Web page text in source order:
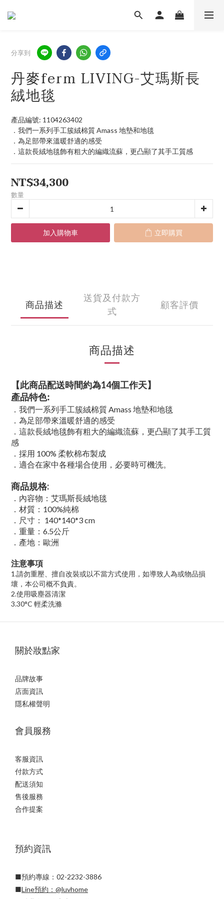
分享到
丹麥ferm LIVING-艾瑪斯長
絨地毯
產品編號: 1104263402
．我們一系列手工簇絨棉質 Amass 地墊和地毯
．為足部帶來溫暖舒適的感受
．這款長絨地毯飾有粗大的編織流蘇，更凸顯了其手工質感
NT$34,300
數量
加入購物車 立即購買
商品描述
送貨及付款方
式
顧客評價
商品描述
【此商品配送時間約為14個工作天】
產品特色:
．我們一系列手工簇絨棉質 Amass 地墊和地毯
．為足部帶來溫暖舒適的感受
．這款長絨地毯飾有粗大的編織流蘇，更凸顯了其手工質
感
．採用 100% 柔軟棉布製成
．適合在家中各種場合使用，必要時可機洗。
商品規格:
．內容物：艾瑪斯長絨地毯
．材質：100%純棉
．尺寸： 140*140*3 cm
．重量：6.5公斤
．產地：歐洲
注意事項
1.請勿重壓、擅自改裝或以不當方式使用，如導致人為或物品損
壞，本公司概不負責。
2.使用吸塵器清潔
3.30°C 輕柔洗滌
關於妝點家
品牌故事
店面資訊
隱私權聲明
會員服務
客服資訊
付款方式
配送須知
售後服務
合作提案
預約資訊
■預約專線：02-2232-3886
■Line預約： @luvhome